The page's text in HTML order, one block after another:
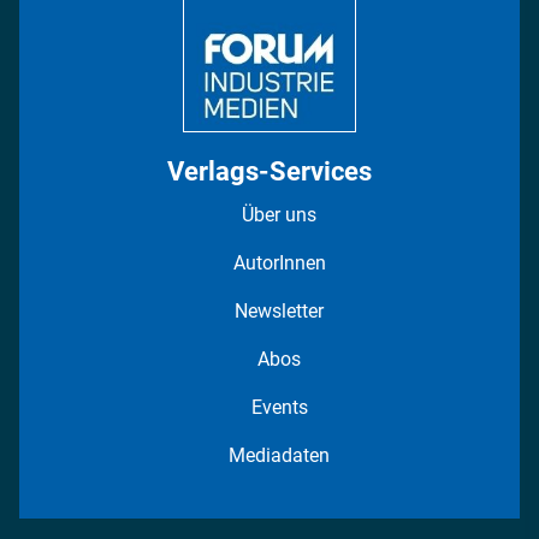
Verlags-Services
Über uns
AutorInnen
Newsletter
Abos
Events
Mediadaten